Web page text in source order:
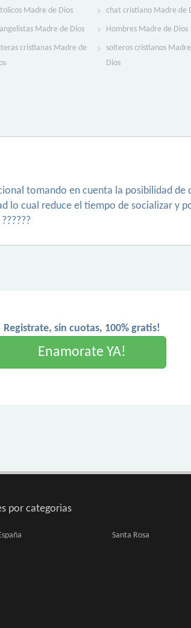
Madre de Dios chat cristiano Madre de
Madre de Dios Hombres Madre de Dios
cristianas Madre de
solteros cristianos
Dios
tomando en cuenta la posibilidad
lo cual reduce el tiempo de socializar y
Registrate, sin cuotas, 100% gratis!
Enamorate YA!
por categorias
Santa Rosa